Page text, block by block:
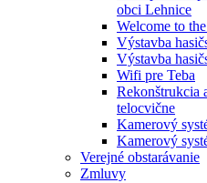
obci Lehnice
Welcome to
Výstavba
Výstavba
Wifi pre Teba
Rekonštrukcia
telocvične
Kamerový
Kamerový
Verejné obstarávanie
Zmluvy